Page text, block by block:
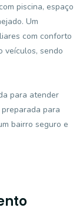
piscina, espaço
Um
com conforto
veículos, sendo
para atender
para
bairro seguro e